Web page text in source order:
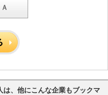
は、他にこんな企業もブックマ